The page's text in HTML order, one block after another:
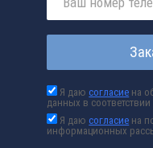
Я даюсогласие на
данных в
Я даюсогласие на
информационных